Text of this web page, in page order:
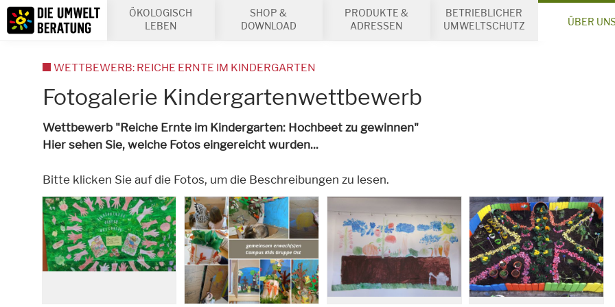
Inhalt
Suche
ÖKOLOGISCH
LEBEN
SHOP &
DOWNLOAD
PRODUKTE &
ADRESSEN
BETRIEBLICHER
UMWELTSCHUTZ
ÜBER
Fotogalerie Kindergartenwettbewerb
Wettbewerb "Reiche Ernte im Kindergarten: Hochbeet zu gewinnen"
Hier sehen Sie, welche Fotos eingereicht wurden...
Bitte klicken Sie auf die Fotos, um die Beschreibungen zu lesen.
WETTBEWERB: REICHE ERNTE IM KINDERGARTEN